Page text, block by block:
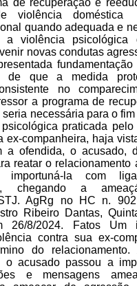
violência
quando adequada e
a violência psicológica
novas condutas
fundamentação
de que a medida
no
a programa de
seria necessária para o
praticada pelo
ex-companheira, haja
a ofendida, o acusado,
reatar o relacionamento
importuná-la com
chegando a
AgRg no HC n.
Ribeiro Dantas,
26/8/2024. Fatos Um
contra sua ex-
do relacionamento.
o acusado passou a
e mensagens